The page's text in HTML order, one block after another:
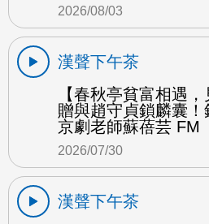
2026/08/03
漢聲下午茶
【春秋亭貧富相遇
贈與趙守貞鎖麟囊！
京劇老師蘇蓓芸 FM
2026/07/30
漢聲下午茶